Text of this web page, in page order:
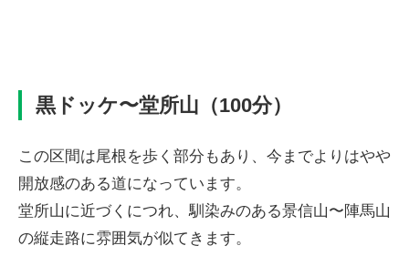
黒ドッケ〜堂所山（100分）
この区間は尾根を歩く部分もあり、今までよりはやや
開放感のある道になっています。
堂所山に近づくにつれ、馴染みのある景信山〜陣馬山
の縦走路に雰囲気が似てきます。